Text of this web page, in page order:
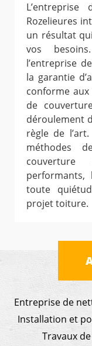
Rozelieures
un résultat
vos
l’entreprise
la garantie
conforme aux
de
déroulement
règle de
méthodes
toute
projet toiture.
Entreprise de
Installation et
Travaux